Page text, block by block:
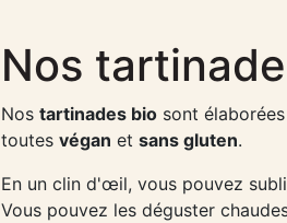
Nos
Nos tartinades bio sont
toutes végan et sans gluten.
En un clin d'œil, vous pouvez
Vous pouvez les déguster